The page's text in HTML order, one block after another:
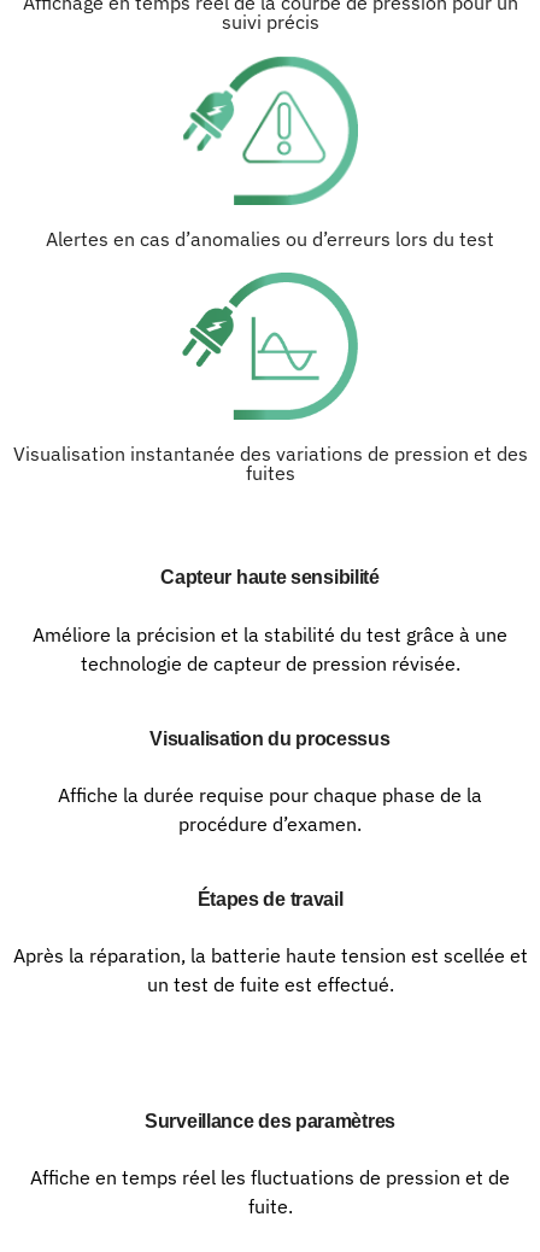
suivi précis
Alertes en cas d’anomalies ou d’erreurs lors du test
Visualisation instantanée des variations de pression et des
fuites
Capteur haute sensibilité
Améliore la précision et la stabilité du test grâce à une
technologie de capteur de pression révisée.
Visualisation du processus
Affiche la durée requise pour chaque phase de la
procédure d’examen.​
Étapes de travail
Après la réparation, la batterie haute tension est scellée et
un test de fuite est effectué.
Surveillance des paramètres
Affiche en temps réel les fluctuations de pression et de
fuite.